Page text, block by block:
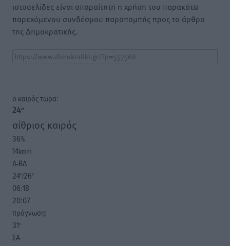
ιστοσελίδες είναι απαραίτητη η χρήση του παρακάτω
παρεχόμενου συνδέσμου παραπομπής προς το άρθρο
της Δημοκρατικής.
o καιρός τώρα:
24°
αίθριος καιρός
36%
14km/h
Δ-ΒΔ
24°/26°
06:18
20:07
πρόγνωση:
31°
ΣΑ